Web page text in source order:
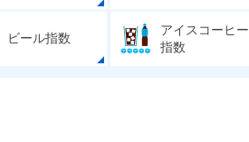
ビール指数
アイスコーヒー
指数